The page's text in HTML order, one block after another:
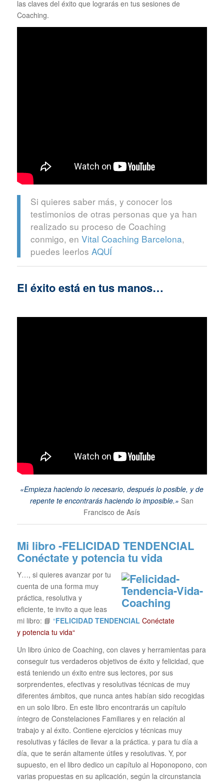
las claves del éxito que lograrás en tus sesiones de
Coaching.
Si quieres saber más, y conocer los
testimonios de otras personas que ya han
realizado su proceso de Coaching
conmigo, en Vital Coaching Barcelona,
puedes leerlos AQUÍ
El éxito está en tus manos…
«Empieza haciendo lo necesario, después lo posible, y de
repente te encontrarás haciendo lo imposible.» San
Francisco de Asís
Mi libro -FELICIDAD TENDENCIAL
Conéctate y potencia tu vida
Y…, si quieres avanzar por tu
cuenta de una forma muy
práctica, resolutiva y
eficiente, te invito a que leas
mi libro: 📘 “FELICIDAD TENDENCIAL Conéctate
y potencia tu vida“
Un libro único de Coaching, con claves y herramientas para
conseguir tus verdaderos objetivos de éxito y felicidad, que
está teniendo un éxito entre sus lectores, por sus
sorprendentes, efectivas y resolutivas técnicas de muy
diferentes ámbitos, que nunca antes habían sido recogidas
en un solo libro. En este libro encontrarás un capítulo
íntegro de Constelaciones Familiares y en relación al
trabajo y al éxito. Contiene ejercicios y técnicas muy
resolutivas y fáciles de llevar a la práctica. y para tu día a
día, que te serán altamente útiles y resolutivas. Y, por
supuesto, en el libro dedico un capítulo al Hoponopono, con
varias propuestas en su aplicación, según la circunstancia